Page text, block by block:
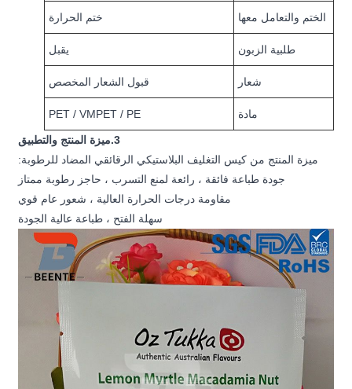
الختم والتعامل معها ختم الحرارة
طلبية الزبون يقبل
شعار قبول الشعار المخصص
مادة PET / VMPET / PE
3.ميزة المنتج والتطبيق
ميزة المنتج من كيس التغليف البلاستيكي الرقائقي المضاد للرطوبة:
جودة طباعة فائقة ، رائعة لمنع التسرب ، حاجز رطوبة ممتاز
مقاومة درجات الحرارة العالية ، شعور عام قوي
سهلة الفتح ، طباعة عالية الجودة